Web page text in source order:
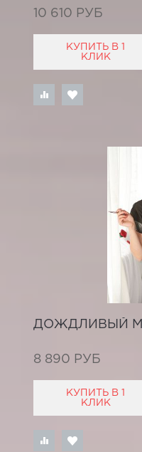
10 610 РУБ
КУПИТЬ В 1
КЛИК
ДОЖДЛИВЫЙ
8 890 РУБ
КУПИТЬ В 1
КЛИК